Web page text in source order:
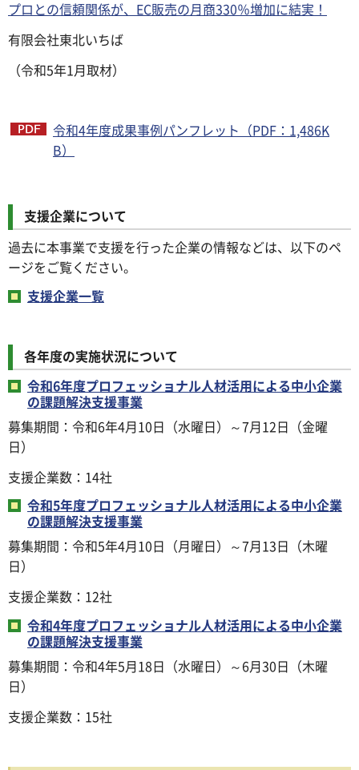
プロとの信頼関係が、EC販売の月商330％増加に結実！
有限会社東北いちば
（令和5年1月取材）
令和4年度成果事例パンフレット（PDF：1,486K
B）
支援企業について
過去に本事業で支援を行った企業の情報などは、以下のペ
ージをご覧ください。
支援企業一覧
各年度の実施状況について
令和6年度プロフェッショナル人材活用による中小企業
の課題解決支援事業
募集期間：令和6年4月10日（水曜日）～7月12日（金曜
日）
支援企業数：14社
令和5年度プロフェッショナル人材活用による中小企業
の課題解決支援事業
募集期間：令和5年4月10日（月曜日）～7月13日（木曜
日）
支援企業数：12社
令和4年度プロフェッショナル人材活用による中小企業
の課題解決支援事業
募集期間：令和4年5月18日（水曜日）～6月30日（木曜
日）
支援企業数：15社